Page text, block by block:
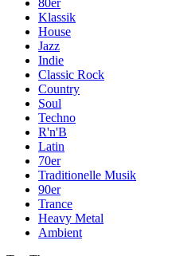
80er
Klassik
House
Jazz
Indie
Classic Rock
Country
Soul
Techno
R'n'B
Latin
70er
Traditionelle Musik
90er
Trance
Heavy Metal
Ambient